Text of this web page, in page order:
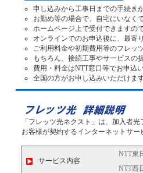
申し込みから工事日までの手続き
お勤め等の場合で、自宅にいなく
ホームページ上で受付できますの
オンラインでのお申込後に、最寄
ご利用料金や初期費用等のフレッ
もちろん、接続工事やサービスの
費用・料金はNTT窓口等でお申込
全国の方がお申し込みいただけます
「フレッツ光ネクスト」は、加入者
お客様が契約するインターネットサ
サービス内容
NTT東
NTT西